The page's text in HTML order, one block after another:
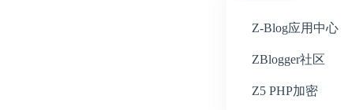
Z-Blog应用中心
ZBlogger社区
Z5 PHP加密